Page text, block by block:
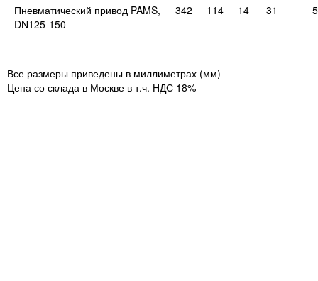
Пневматический привод PAMS,
DN125-150
342 114 14 31
Все размеры приведены в миллиметрах (мм)
Цена со склада в Москве в т.ч. НДС 18%